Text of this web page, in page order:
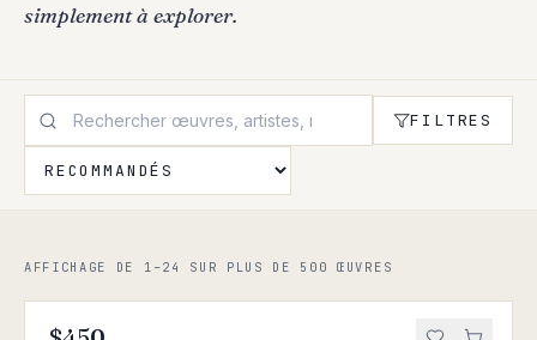
simplement à explorer.
FILTRES
AFFICHAGE DE 1–24 SUR PLUS DE 500 ŒUVRES